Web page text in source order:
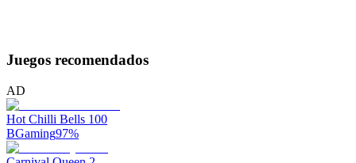
Juegos recomendados
AD
Hot Chilli Bells 100
BGaming97%